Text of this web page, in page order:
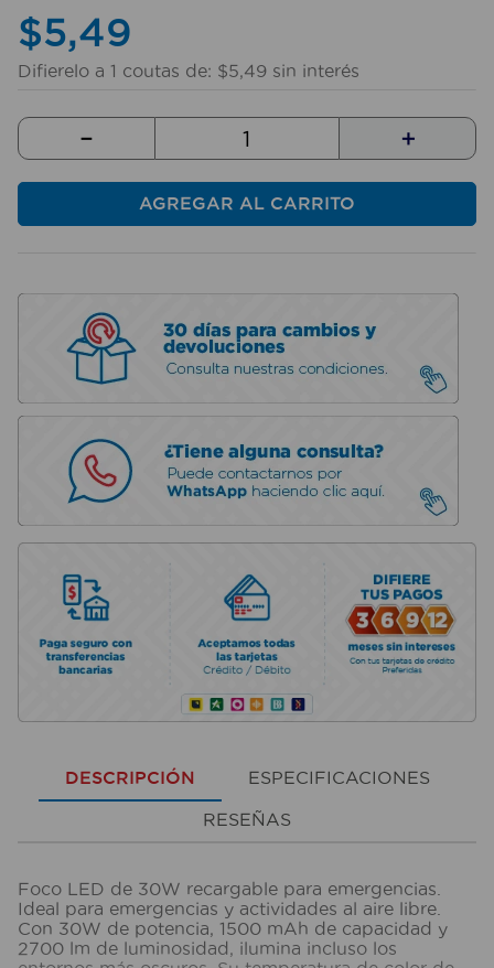
$5,49
Difierelo a 1 coutas de: $5,49 sin interés
＋
－
AGREGAR AL CARRITO
DESCRIPCIÓN ESPECIFICACIONES
RESEÑAS
Foco LED de 30W recargable para emergencias.
Ideal para emergencias y actividades al aire libre.
Con 30W de potencia, 1500 mAh de capacidad y
2700 lm de luminosidad, ilumina incluso los